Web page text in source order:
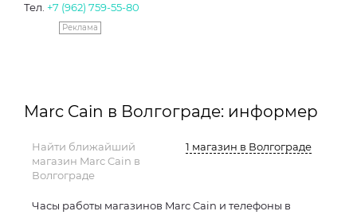
Тел. +7 (962) 759-55-80
Реклама
Marc Cain в Волгограде: информер
Найти ближайший
магазин Marc Cain в
Волгограде
1 магазин в Волгограде
Часы работы магазинов Marc Cain и телефоны в